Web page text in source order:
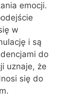
emocji.
w
i są
do
uznaje, że
się do